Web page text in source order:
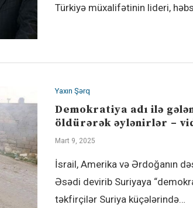
Türkiyə müxalifətinin lideri,
Yaxın Şərq
Demokratiya adı ilə
öldürərək əylənirlər –
Mart 9, 2025
İsrail, Amerika və Ərdoğanın
Əsədi devirib Suriyaya
təkfirçilər Suriya küçələrində…